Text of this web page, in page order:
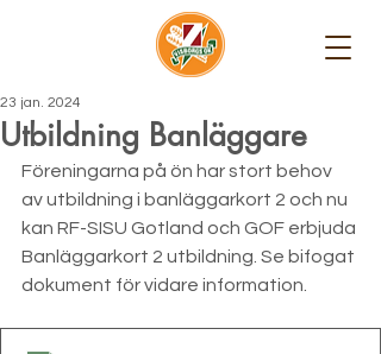
Utbildning Banläggare
23 jan. 2024
Föreningarna på ön har stort behov
av utbildning i banläggarkort 2 och nu
kan RF-SISU Gotland och GOF erbjuda
Banläggarkort 2 utbildning. Se bifogat
dokument för vidare information.